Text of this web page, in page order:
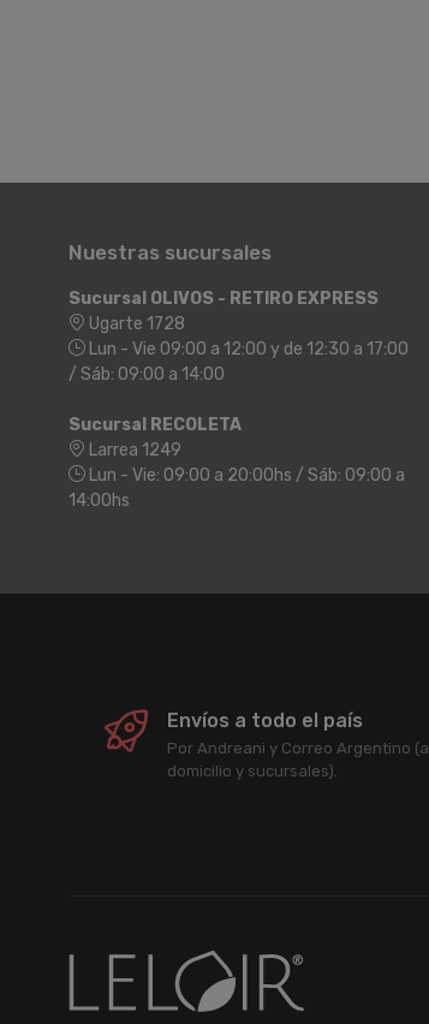
Nuestras sucursales
Sucursal OLIVOS - RETIRO EXPRESS
Ugarte 1728
Lun - Vie 09:00 a 12:00 y de 12:30 a 17:00
/ Sáb: 09:00 a 14:00
Sucursal RECOLETA
Larrea 1249
Lun - Vie: 09:00 a 20:00hs / Sáb: 09:00 a
14:00hs
Envíos a todo el país
Por Andreani y Correo Argentino (a
domicilio y sucursales).